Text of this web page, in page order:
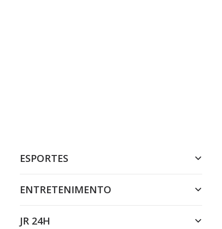
ESPORTES
ENTRETENIMENTO
JR 24H